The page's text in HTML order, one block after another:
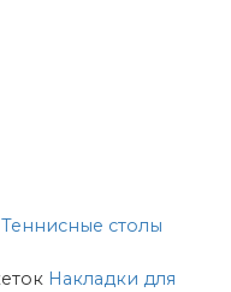
Теннисные столы
Накладки для